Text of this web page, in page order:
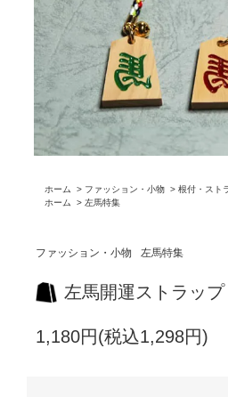
ホーム > ファッション・小物 > 根付・スト
ホーム
> 左馬特集
ファッション・小物 左馬特集
左馬開運ストラップ
1,180円(税込1,298円)